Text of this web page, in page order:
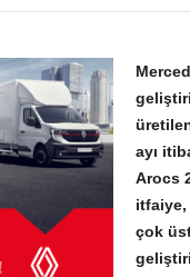
ayı
Arocs
çok